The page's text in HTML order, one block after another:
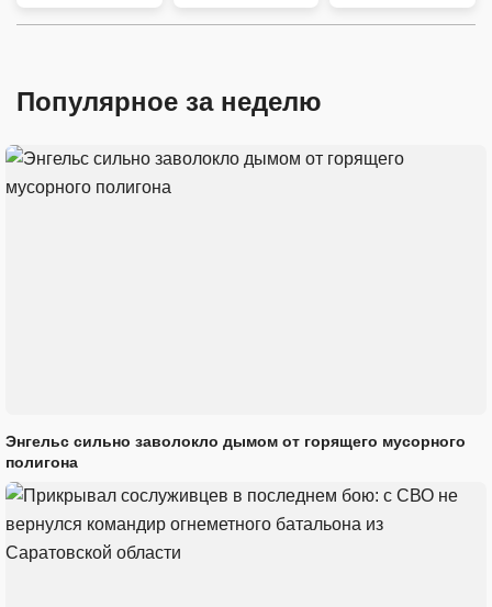
Популярное за неделю
Энгельс сильно заволокло дымом от горящего мусорного
полигона